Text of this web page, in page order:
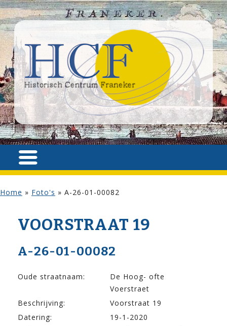
Home » Foto's » A-26-01-00082
VOOR­STRAAT 19
A-26-01-00082
Oude straatnaam:
De Hoog- ofte
Voerstraet
Beschrijving:
Voorstraat 19
Datering:
19-1-2020